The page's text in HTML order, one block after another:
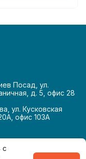
Посад, ул.
д. 5, офис 28
ул. Кусковская
офис 103А
с